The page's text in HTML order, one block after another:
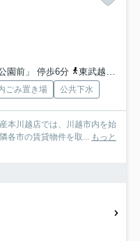
園前」 停歩6分
東武越生線「東毛呂」駅 徒歩53分
ごみ置き場 公共下水
本川越店では、川越市内を始
各市の賃貸物件を取... もっと